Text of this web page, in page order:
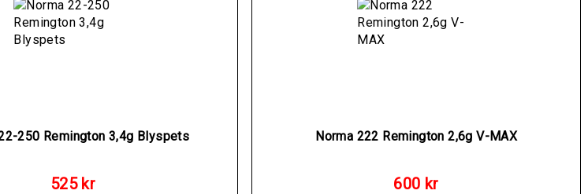
250 Remington 3,4g Blyspets
525 kr
Norma 222 Remington 2,6g V-MAX
600 kr